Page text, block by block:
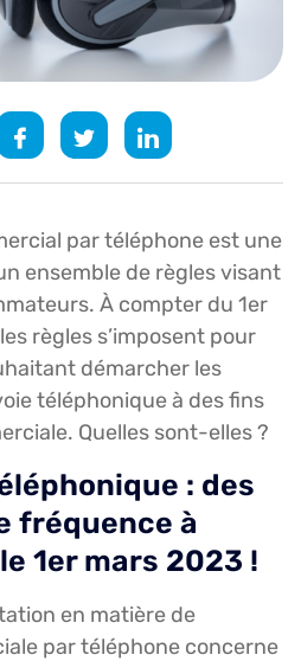
par téléphone est une
ensemble de règles visant
À compter du 1er
règles s’imposent pour
démarcher les
téléphonique à des fins
Quelles sont-elles ?
: des
fréquence à
1er mars 2023 !
en matière de
par téléphone concerne